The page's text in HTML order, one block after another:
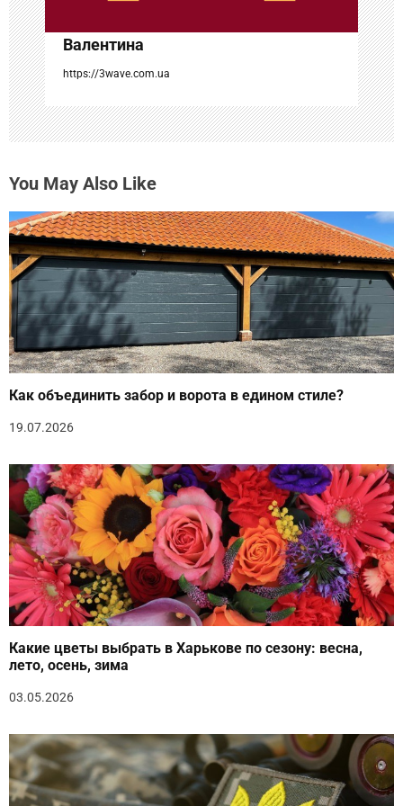
с
я
м
Валентина
https://3wave.com.ua
You May Also Like
Как объединить забор и ворота в едином стиле?
19.07.2026
Какие цветы выбрать в Харькове по сезону: весна,
лето, осень, зима
03.05.2026